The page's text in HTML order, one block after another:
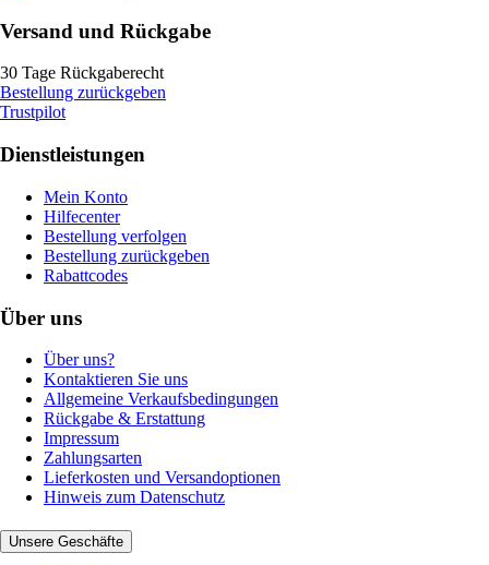
Versand und Rückgabe
30 Tage Rückgaberecht
Bestellung zurückgeben
Trustpilot
Dienstleistungen
Mein Konto
Hilfecenter
Bestellung verfolgen
Bestellung zurückgeben
Rabattcodes
Über uns
Über uns?
Kontaktieren Sie uns
Allgemeine Verkaufsbedingungen
Rückgabe & Erstattung
Impressum
Zahlungsarten
Lieferkosten und Versandoptionen
Hinweis zum Datenschutz
Unsere Geschäfte